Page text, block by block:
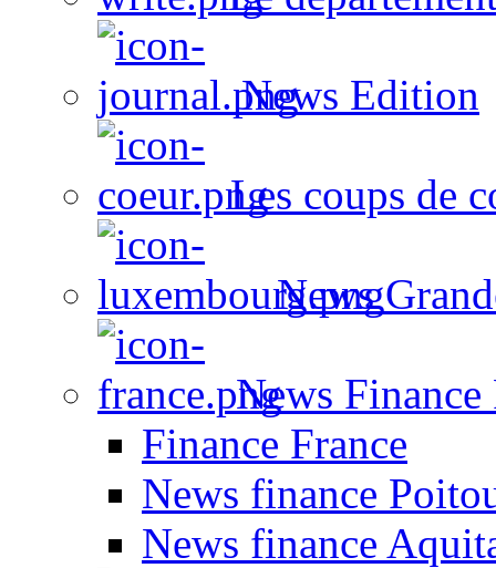
News Edition
Les coups de
News
News Finance
Finance France
News finance
News finance